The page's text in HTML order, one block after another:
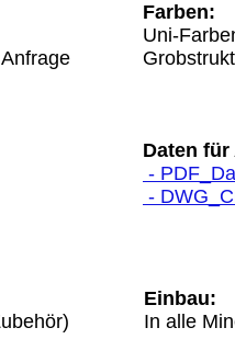
Farben:
Uni-
Daten für
-
-
Einbau:
In alle